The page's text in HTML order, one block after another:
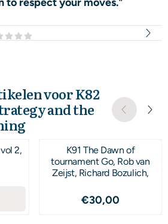
voorK82
and the
2,
K91 The Dawn of
tournament Go, Rob van
Zeijst, Richard Bozulich,
Prijs: 30,00
€30,00